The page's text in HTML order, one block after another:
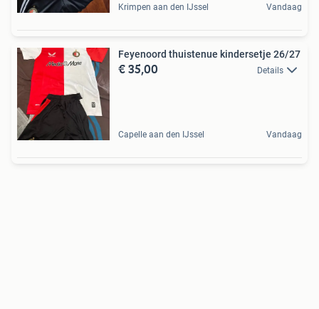
Krimpen aan den IJssel Vandaag
Feyenoord thuistenue kindersetje 26/27
€ 35,00 Details
Capelle aan den IJssel Vandaag